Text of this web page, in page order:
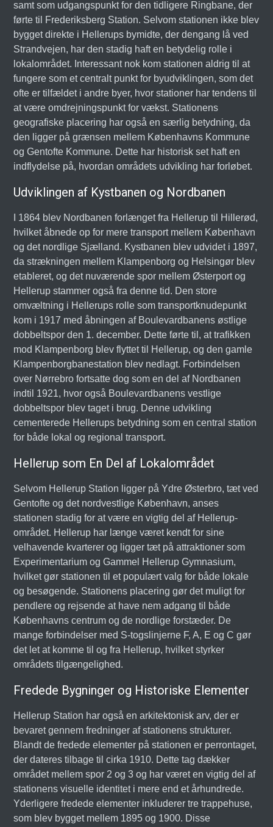
samt som udgangspunkt for den tidligere Ringbane, der
førte til Frederiksberg Station. Selvom stationen ikke blev
bygget direkte i Hellerups bymidte, der dengang lå ved
Strandvejen, har den stadig haft en betydelig rolle i
lokalområdet. Interessant nok kom stationen aldrig til at
fungere som et centralt punkt for byudviklingen, som det
ofte er tilfældet i andre byer, hvor stationer har tendens til
at være omdrejningspunkt for vækst. Stationens
geografiske placering har også en særlig betydning, da
den ligger på grænsen mellem Københavns Kommune
og Gentofte Kommune. Dette har historisk set haft en
indflydelse på, hvordan områdets udvikling har forløbet.
Udviklingen af Kystbanen og Nordbanen
I 1864 blev Nordbanen forlænget fra Hellerup til Hillerød,
hvilket åbnede op for mere transport mellem København
og det nordlige Sjælland. Kystbanen blev udvidet i 1897,
da strækningen mellem Klampenborg og Helsingør blev
etableret, og det nuværende spor mellem Østerport og
Hellerup stammer også fra denne tid. Den store
omvæltning i Hellerups rolle som transportknudepunkt
kom i 1917 med åbningen af Boulevardbanens østlige
dobbeltspor den 1. december. Dette førte til, at trafikken
mod Klampenborg blev flyttet til Hellerup, og den gamle
Klampenborgbanestation blev nedlagt. Forbindelsen
over Nørrebro fortsatte dog som en del af Nordbanen
indtil 1921, hvor også Boulevardbanens vestlige
dobbeltspor blev taget i brug. Denne udvikling
cementerede Hellerups betydning som en central station
for både lokal og regional transport.
Hellerup som En Del af Lokalområdet
Selvom Hellerup Station ligger på Ydre Østerbro, tæt ved
Gentofte og det nordvestlige København, anses
stationen stadig for at være en vigtig del af Hellerup-
området. Hellerup har længe været kendt for sine
velhavende kvarterer og ligger tæt på attraktioner som
Experimentarium og Gammel Hellerup Gymnasium,
hvilket gør stationen til et populært valg for både lokale
og besøgende. Stationens placering gør det muligt for
pendlere og rejsende at have nem adgang til både
Københavns centrum og de nordlige forstæder. De
mange forbindelser med S-togslinjerne F, A, E og C gør
det let at komme til og fra Hellerup, hvilket styrker
områdets tilgængelighed.
Fredede Bygninger og Historiske Elementer
Hellerup Station har også en arkitektonisk arv, der er
bevaret gennem fredninger af stationens strukturer.
Blandt de fredede elementer på stationen er perrontaget,
der dateres tilbage til cirka 1910. Dette tag dækker
området mellem spor 2 og 3 og har været en vigtig del af
stationens visuelle identitet i mere end et århundrede.
Yderligere fredede elementer inkluderer tre trappehuse,
som blev bygget mellem 1895 og 1900. Disse